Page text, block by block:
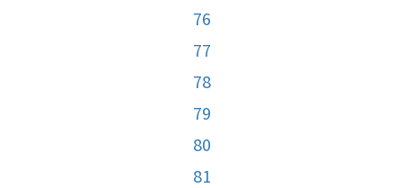
76
77
78
79
80
81